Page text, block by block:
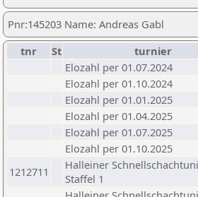
Pnr:145203 Name: Andreas Gabl
tnr
St turnier
Elozahl per 01.07.2024
Elozahl per 01.10.2024
Elozahl per 01.01.2025
Elozahl per 01.04.2025
Elozahl per 01.07.2025
Elozahl per 01.10.2025
1212711
Halleiner
Staffel 1